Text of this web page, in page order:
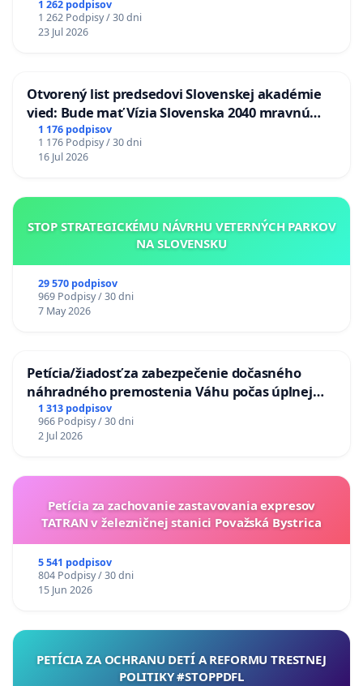
1 262 podpisov
1 262 Podpisy / 30 dni
23 Jul 2026
Otvorený list predsedovi Slovenskej akadémie
vied: Bude mať Vízia Slovenska 2040 mravnú
chrbticu?
1 176 podpisov
1 176 Podpisy / 30 dni
16 Jul 2026
STOP STRATEGICKÉMU NÁVRHU VETERNÝCH PARKOV
NA SLOVENSKU
29 570 podpisov
969 Podpisy / 30 dni
7 May 2026
Petícia/žiadosť za zabezpečenie dočasného
náhradného premostenia Váhu počas úplnej
uzávery Vážskeho mosta v Komárne
1 313 podpisov
966 Podpisy / 30 dni
2 Jul 2026
Petícia za zachovanie zastavovania expresov
TATRAN v železničnej stanici Považská Bystrica
5 541 podpisov
804 Podpisy / 30 dni
15 Jun 2026
PETÍCIA ZA OCHRANU DETÍ A REFORMU TRESTNEJ
POLITIKY #STOPPDFL